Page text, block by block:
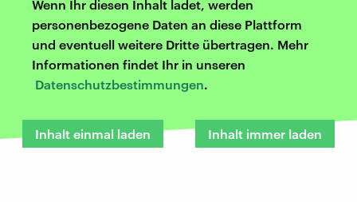
Wenn Ihr diesen Inhalt ladet, werden
personenbezogene Daten an diese Plattform
und eventuell weitere Dritte übertragen. Mehr
Informationen findet Ihr in unseren
Datenschutzbestimmungen.
Inhalt einmal laden Inhalt immer laden